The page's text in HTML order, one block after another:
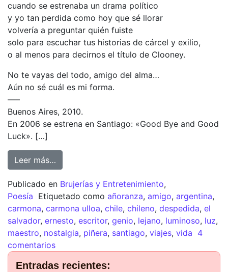
cuando se estrenaba un drama político
y yo tan perdida como hoy que sé llorar
volvería a preguntar quién fuiste
solo para escuchar tus historias de cárcel y exilio,
o al menos para decirnos el título de Clooney.
No te vayas del todo, amigo del alma…
Aún no sé cuál es mi forma.
—–
Buenos Aires, 2010.
En 2006 se estrena en Santiago: «Good Bye and Good
Luck». […]
Leer más…
Publicado en Brujerías y Entretenimiento,
Poesía Etiquetado como añoranza, amigo, argentina,
carmona, carmona ulloa, chile, chileno, despedida, el
salvador, ernesto, escritor, genio, lejano, luminoso, luz,
maestro, nostalgia, piñera, santiago, viajes, vida 4
comentarios
Entradas recientes: